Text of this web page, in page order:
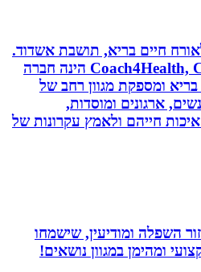
חיים בריא, תושבת אשדוד.
בעלת Coach4Health, Coach4health הינה חברה
מגוון רחב של
ומוסדות,
ולאמץ עקרונות של
ומודיעין, שישמחו
במגוון נושאים!